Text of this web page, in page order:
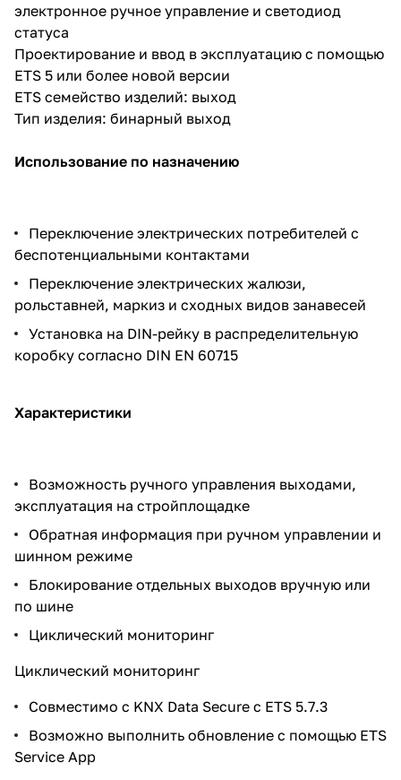
электронное ручное управление и светодиод
статуса
Проектирование и ввод в эксплуатацию с помощью
ETS 5 или более новой версии
ETS семейство изделий: выход
Тип изделия: бинарный выход
Использование по назначению
Переключение электрических потребителей с
беспотенциальными контактами
Переключение электрических жалюзи,
рольставней, маркиз и сходных видов занавесей
Установка на DIN-рейку в распределительную
коробку согласно DIN EN 60715
Характеристики
Возможность ручного управления выходами,
эксплуатация на стройплощадке
Обратная информация при ручном управлении и
шинном режиме
Блокирование отдельных выходов вручную или
по шине
Циклический мониторинг
Циклический мониторинг
Совместимо с KNX Data Secure с ETS 5.7.3
Возможно выполнить обновление с помощью ETS
Service App